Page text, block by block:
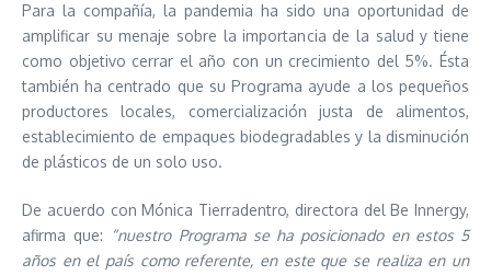
Para la compañía, la pandemia ha sido una oportunidad de
amplificar su menaje sobre la importancia de la salud y tiene
como objetivo cerrar el año con un crecimiento del 5%. Ésta
también ha centrado que su Programa ayude a los pequeños
productores locales, comercialización justa de alimentos,
establecimiento de empaques biodegradables y la disminución
de plásticos de un solo uso.
De acuerdo con Mónica Tierradentro, directora del Be Innergy,
afirma que:
“nuestro Programa se ha posicionado en estos 5
años en el país como referente, en este que se realiza en un